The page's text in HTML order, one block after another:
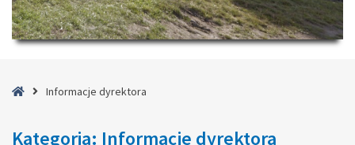
StronaInformacje dyrektora
Kategoria: Informacje dyrektora